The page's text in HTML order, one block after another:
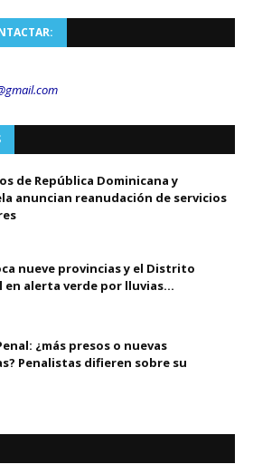
com
de República Dominicana y
anuncian reanudación de servicios
nueve provincias y el Distrito
en alerta verde por lluvias...
¿más presos o nuevas
Penalistas difieren sobre su